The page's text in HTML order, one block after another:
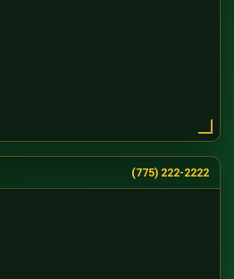
(775) 222-2222